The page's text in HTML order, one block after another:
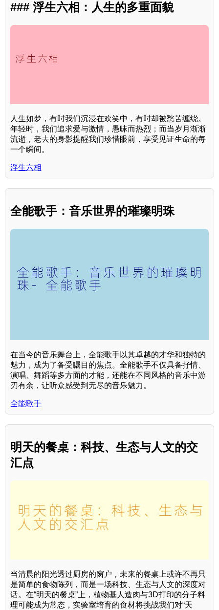
### 浮生六相：人生的多重面貌
人生如梦，有时我们沉浸在欢笑中，有时却被愁苦缠绕。
年轻时，我们追求爱与激情，愚昧而热烈；而当岁月渐渐
流逝，老去的身影提醒我们珍惜眼前，享受见证生命的每
一个瞬间。
浮生六相
全能歌手：音乐世界的璀璨明珠
在当今的音乐舞台上，全能歌手以其卓越的才华和独特的
魅力，成为了备受瞩目的焦点。全能歌手不仅具备抒情、
演唱、舞蹈等多方面的才能，还能在不同风格的音乐中游
刃有余，让听众感受到无尽的音乐魅力。
全能歌手
明天的餐桌：科技、生态与人文的交
汇点
当清晨的阳光透过厨房的窗户，未来的餐桌上或许不再只
是简单的食物陈列，而是一场科技、生态与人文的深度对
话。在“明天的餐桌”上，植物基人造肉与3D打印的分子料
理可能成为常态，实验室培育的食材将挑战我们对“天